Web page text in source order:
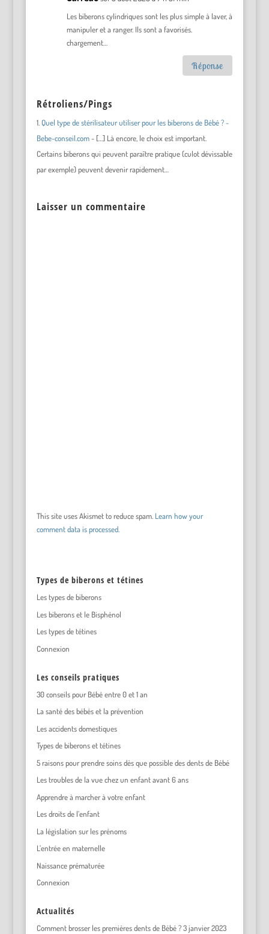
Les biberons cylindriques sont les plus simple à laver, à
manipuler et a ranger. Ils sont a favorisés.
chargement…
Réponse
Rétroliens/Pings
Quel type de stérilisateur utiliser pour les biberons de Bébé ? -
Bebe-conseil.com- […] Là encore, le choix est important.
Certains biberons qui peuvent paraître pratique (culot dévissable
par exemple) peuvent devenir rapidement…
Laisser un commentaire
This site uses Akismet to reduce spam. Learn how your
comment data is processed.
Types de biberons et tétines
Les types de biberons
Les biberons et le Bisphénol
Les types de tétines
Connexion
Les conseils pratiques
30 conseils pour Bébé entre 0 et 1 an
La santé des bébés et la prévention
Les accidents domestiques
Types de biberons et tétines
5 raisons pour prendre soins dès que possible des dents de Bébé
Les troubles de la vue chez un enfant avant 6 ans
Apprendre à marcher à votre enfant
Les droits de l’enfant
La législation sur les prénoms
L’entrée en maternelle
Naissance prématurée
Connexion
Actualités
Comment brosser les premières dents de Bébé ? 3 janvier 2023